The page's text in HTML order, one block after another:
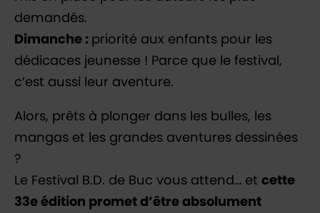
demandés.
Dimanche : priorité aux enfants pour les
dédicaces jeunesse ! Parce que le festival,
c’est aussi leur aventure.
Alors, prêts à plonger dans les bulles, les
mangas et les grandes aventures dessinées
?
Le Festival B.D. de Buc vous attend… et cette
33e édition promet d’être absolument